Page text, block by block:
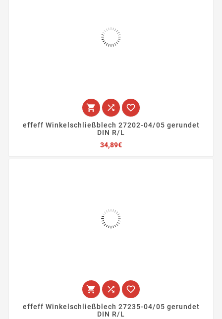
  
effeff Winkelschließblech 27202-04/05 gerundet
DIN R/L
34,89€Preis
  
effeff Winkelschließblech 27235-04/05 gerundet
DIN R/L